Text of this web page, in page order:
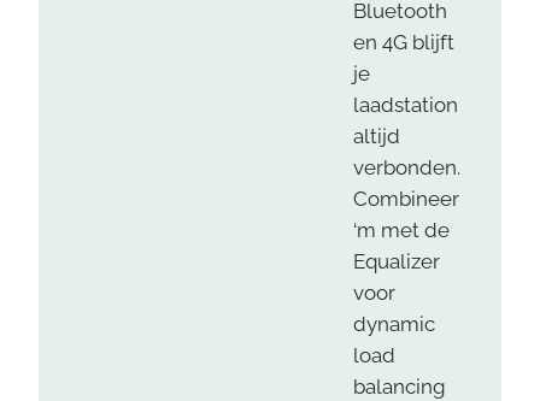
Bluetooth
en 4G blijft
je
laadstation
altijd
verbonden.
Combineer
‘m met de
Equalizer
voor
dynamic
load
balancing